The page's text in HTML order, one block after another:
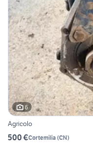
6
Agricolo
500 €Cortemilia (CN)